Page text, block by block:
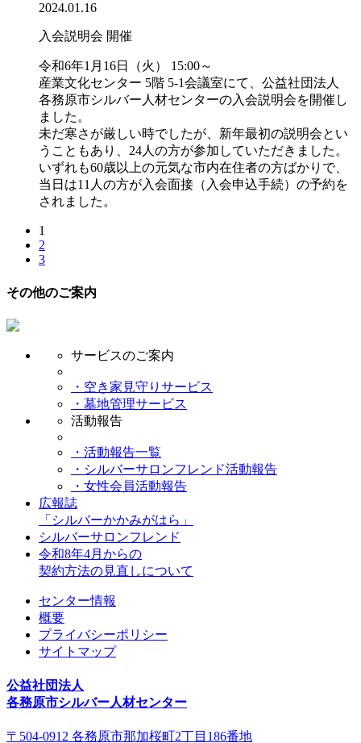
2024.01.16
入会説明会 開催
令和6年1月16日（火） 15:00～
産業文化センター 5階 5-1会議室にて、公益社団法人
各務原市シルバー人材センターの入会説明会を開催し
ました。
未だ寒さが厳しい時でしたが、新年最初の説明会とい
うこともあり、24人の方が参加していただきました。
いずれも60歳以上の元気な市内在住者の方ばかりで、
当日は11人の方が入会面接（入会申込手続）の予約を
されました。
1
2
3
その他のご案内
サービスのご案内
・空き家見守りサービス
・墓地管理サービス
活動報告
・活動報告一覧
・シルバーサロンフレンド活動報告
・女性会員活動報告
広報誌
「シルバーかかみがはら」
シルバーサロンフレンド
令和8年4月からの
契約方法の見直しについて
センター情報
概要
プライバシーポリシー
サイトマップ
公益社団法人
各務原市シルバー人材センター
〒504-0912 各務原市那加桜町2丁目186番地